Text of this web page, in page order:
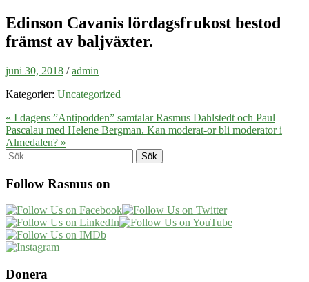
Edinson Cavanis lördagsfrukost bestod
främst av baljväxter.
juni 30, 2018 /admin
Kategorier: Uncategorized
« I dagens ”Antipodden” samtalar Rasmus Dahlstedt och Paul
Pascalau med Helene Bergman. Kan moderat-or bli moderator i
Almedalen? »
Sök
efter:
Follow Rasmus on
Donera